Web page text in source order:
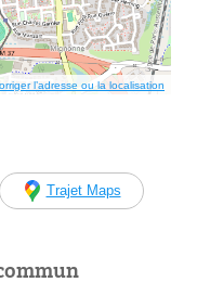
l’adresse ou la localisation
Trajet Maps